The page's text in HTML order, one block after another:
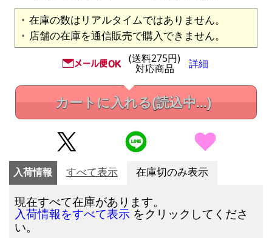
在庫の数はリアルタイムではありません。
店舗の在庫を通信販売で購入できません。
(送料275円)
対応商品 詳細
カートに入れる(読込中...)
入荷情報 すべて表示 在庫切のみ表示
現在すべて在庫があります。
入荷情報をすべて表示 をクリックしてくださ
い。